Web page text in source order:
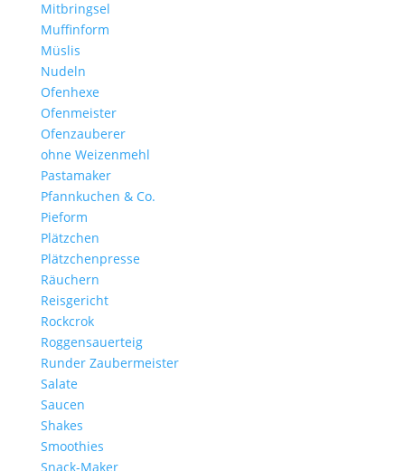
Mitbringsel
Muffinform
Müslis
Nudeln
Ofenhexe
Ofenmeister
Ofenzauberer
ohne Weizenmehl
Pastamaker
Pfannkuchen & Co.
Pieform
Plätzchen
Plätzchenpresse
Räuchern
Reisgericht
Rockcrok
Roggensauerteig
Runder Zaubermeister
Salate
Saucen
Shakes
Smoothies
Snack-Maker